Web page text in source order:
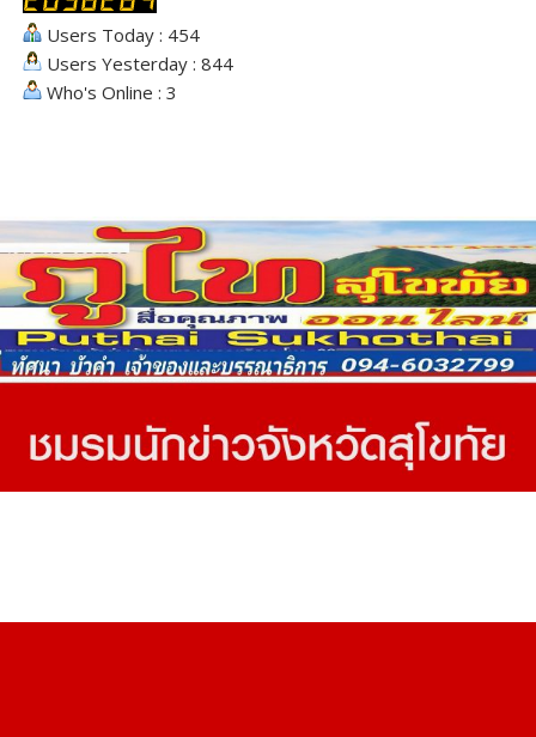
Users Today : 454
Users Yesterday : 844
Who's Online : 3